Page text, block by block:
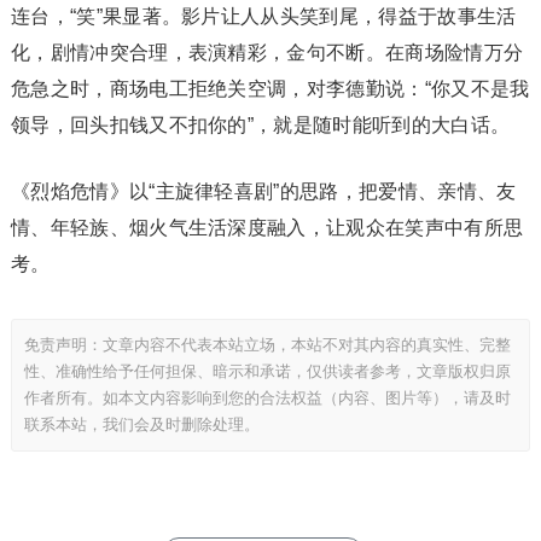
连台，“笑”果显著。影片让人从头笑到尾，得益于故事生活
化，剧情冲突合理，表演精彩，金句不断。在商场险情万分
危急之时，商场电工拒绝关空调，对李德勤说：“你又不是我
领导，回头扣钱又不扣你的”，就是随时能听到的大白话。
《烈焰危情》以“主旋律轻喜剧”的思路，把爱情、亲情、友
情、年轻族、烟火气生活深度融入，让观众在笑声中有所思
考。
免责声明：文章内容不代表本站立场，本站不对其内容的真实性、完整
性、准确性给予任何担保、暗示和承诺，仅供读者参考，文章版权归原
作者所有。如本文内容影响到您的合法权益（内容、图片等），请及时
联系本站，我们会及时删除处理。